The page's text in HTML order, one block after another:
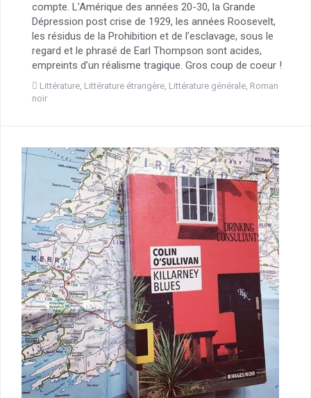
compte. L’Amérique des années 20-30, la Grande
Dépression post crise de 1929, les années Roosevelt,
les résidus de la Prohibition et de l’esclavage, sous le
regard et le phrasé de Earl Thompson sont acides,
empreints d’un réalisme tragique. Gros coup de coeur !
Littérature, Littérature étrangère, Littérature générale, Roman
noir